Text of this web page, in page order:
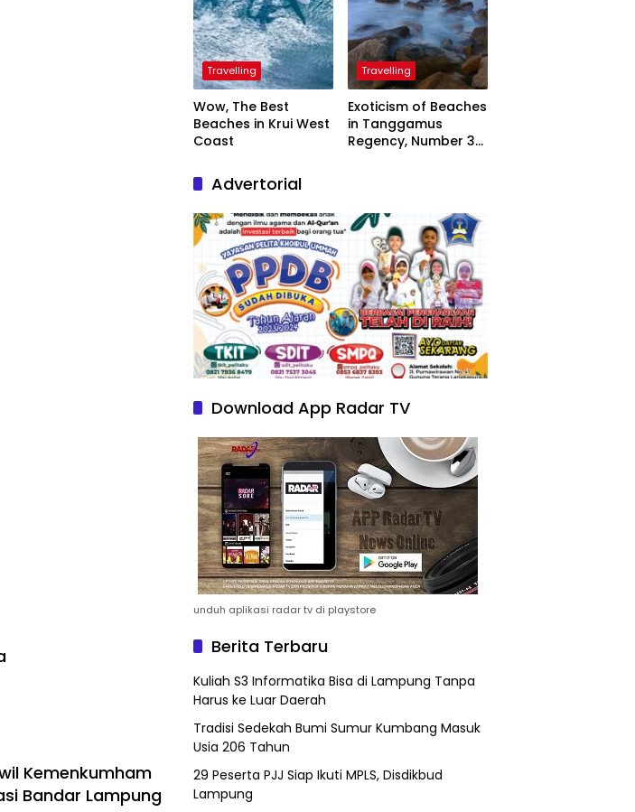
Kemenkumham
Bandar Lampung
Travelling
Wow, The Best
Beaches in Krui West
Coast
Travelling
Exoticism of Beaches
in Tanggamus
Regency, Number 3
Advertorial
Download App Radar TV
unduh aplikasi radar tv di playstore
Berita Terbaru
Kuliah S3 Informatika Bisa di Lampung Tanpa
Harus ke Luar Daerah
Tradisi Sedekah Bumi Sumur Kumbang Masuk
Usia 206 Tahun
29 Peserta PJJ Siap Ikuti MPLS, Disdikbud
Lampung